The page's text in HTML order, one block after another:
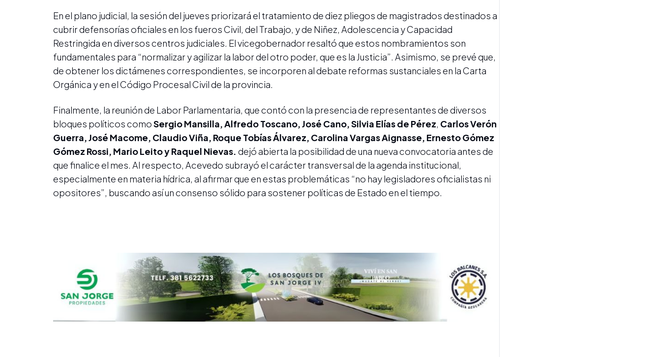
En el plano judicial, la sesión del jueves priorizará el tratamiento de diez pliegos de magistrados destinados a
cubrir defensorías oficiales en los fueros Civil, del Trabajo, y de Niñez, Adolescencia y Capacidad
Restringida en diversos centros judiciales. El vicegobernador resaltó que estos nombramientos son
fundamentales para “normalizar y agilizar la labor del otro poder, que es la Justicia”. Asimismo, se prevé que,
de obtener los dictámenes correspondientes, se incorporen al debate reformas sustanciales en la Carta
Orgánica y en el Código Procesal Civil de la provincia.
Finalmente, la reunión de Labor Parlamentaria, que contó con la presencia de representantes de diversos
bloques políticos comoSergio Mansilla, Alfredo Toscano, José Cano, Silvia Elías de Pérez, Carlos Verón
Guerra, José Macome, Claudio Viña, Roque Tobías Álvarez, Carolina Vargas Aignasse, Ernesto Gómez
Gómez Rossi, Mario Leito y Raquel Nievas. dejó abierta la posibilidad de una nueva convocatoria antes de
que finalice el mes. Al respecto, Acevedo subrayó el carácter transversal de la agenda institucional,
especialmente en materia hídrica, al afirmar que en estas problemáticas “no hay legisladores oficialistas ni
opositores”, buscando así un consenso sólido para sostener políticas de Estado en el tiempo.